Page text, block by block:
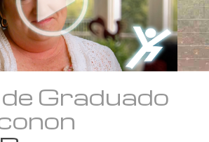
Graduado